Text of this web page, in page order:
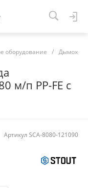
оборудование /
м/п PP-FE с
Артикул SCA-8080-121090